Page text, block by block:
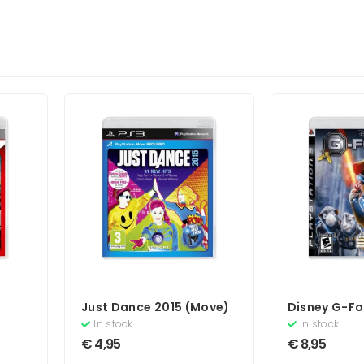
Just Dance 2015 (Move)
In stock
€4,95
Disney G-
In stock
€8,95